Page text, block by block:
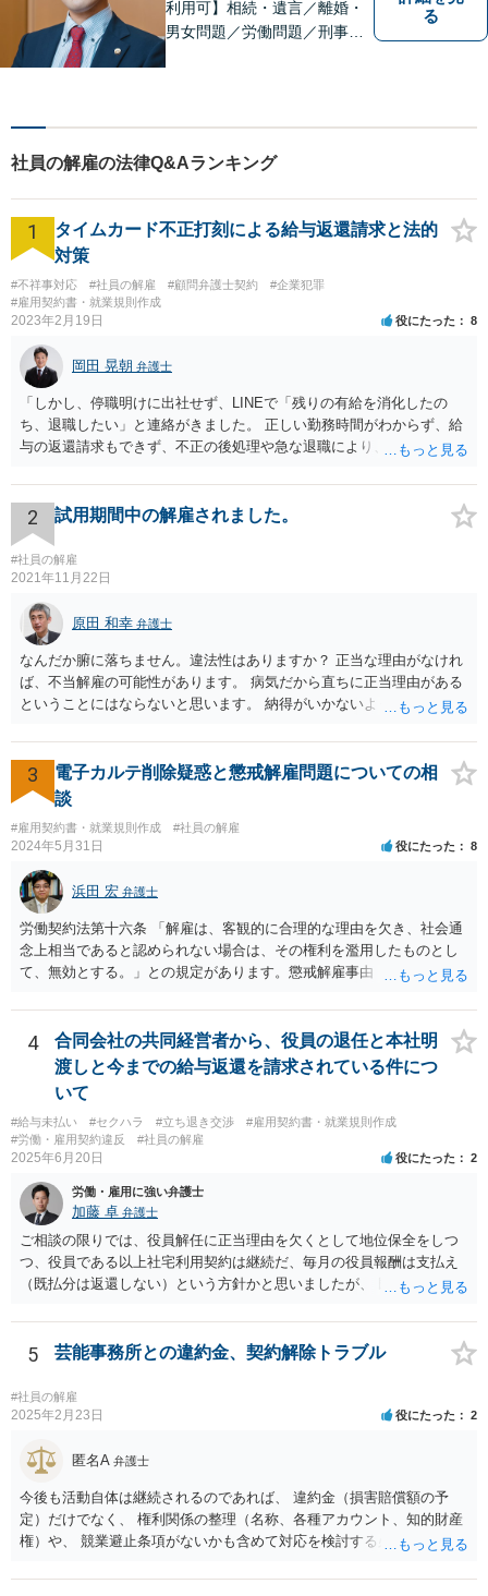
利用可】相続・遺言／離婚・
男女問題／労働問題／刑事事
ご提供。小さなお困り事でも
構いません【夜間・休日面
談】【完全個室】【今池駅3
分】
る
社員の解雇の法律Q&Aランキング
1
タイムカード不正打刻による給与返還請求と法的
対策
#不祥事対応 #社員の解雇 #顧問弁護士契約
#企業犯罪
#雇用契約書・就業規則作成
2023年2月19日 役にたった 8
岡田 晃朝 弁護士
「しかし、停職明けに出社せず、LINEで「残りの有給を消化したの
ち、退職したい」と連絡がきました。 正しい勤務時間がわからず、給
与の返還請求もできず、不正の後処理や急な退職により、社や他のス
状況です。」 大変悪質ですね。打刻場所のデータと、これまでのタイ
ムカードの虚偽を確認し、突き付けて責任を問題にすることになるで
しょう。 詐欺もありうるでしょうね。 「正しい時間がわからないとい
うタイムカード不正打刻による返還請求はどのようにおこなえばよい
でしょうか？」 想定できる虚偽を前提に、相手と協議して詰めればよ
すべては不可能でしょうので。 相手の言動には早急には返事をせずに
弁護士と相談しながら、対応策を検討する方がよいでしょう。 また、
返還が難しい場合、損害賠償を請求する事はできますでしょうか？ 法
的には可能ですが、立証の問題があります。 協議でも問題にできそう
ですが、調停なども検討できるでしょう。 また、返還請求も損害賠償
上がります。 警察に相談されてもよい事案だとは思います。
2 試用期間中の解雇されました。
#社員の解雇
2021年11月22日
原田 和幸 弁護士
なんだか腑に落ちません。違法性はありますか？ 正当な理由がなけれ
ば、不当解雇の可能性があります。 病気だから直ちに正当理由がある
ということにはならないと思います。 納得がいかないようであれば、
ます。
3
電子カルテ削除疑惑と懲戒解雇問題についての相
談
#雇用契約書・就業規則作成 #社員の解雇
2024年5月31日 役にたった 8
浜田 宏 弁護士
労働契約法第十六条 「解雇は、客観的に合理的な理由を欠き、社会通
念上相当であると認められない場合は、その権利を濫用したものとし
て、無効とする。」との規定があります。懲戒解雇事由（通常就業規
けでは判断できませんが、解雇無効を争う余地はあるように思いま
す。 使用者の態度から見て交渉での解決は難しく、労働審判や訴訟
手続で争う必要があると思います。 なるべく早く、弁護士にご相談
されることをおすすめします。
4
合同会社の共同経営者から、役員の退任と本社明
渡しと今までの給与返還を請求されている件につ
いて
#給与未払い #セクハラ #立ち退き交渉
#雇用契約書・就業規則作成
#労働・雇用契約違反
#社員の解雇
2025年6月20日 役にたった 2
労働・雇用に強い弁護士
加藤 卓 弁護士
ご相談の限りでは、役員解任に正当理由を欠くとして地位保全をしつ
つ、役員である以上社宅利用契約は継続だ、毎月の役員報酬は支払え
（既払分は返還しない）という方針かと思いましたが、 既に訴訟を提
連絡を入れて具体的な相談をした方がよいと思いますよ。手元キャッ
シュのあるなしによって保全処分も必要になりそうです。 訴状の内
容、合同会社の定款とあなたの役員任期、社宅利用契約の内容（社宅
は合同会社所有か？賃貸？、使用料支払はゼロ？それとも一旦報酬と
して３０万円支給されてそこから払っている？）くらいがあれば、御
5 芸能事務所との違約金、契約解除トラブル
#社員の解雇
2025年2月23日 役にたった 2
匿名A 弁護士
今後も活動自体は継続されるのであれば、 違約金（損害賠償額の予
定）だけでなく、 権利関係の整理（名称、各種アカウント、知的財産
権）や、 競業避止条項がないかも含めて対応を検討する必要がありま
以上、 基本的には損害賠償額の予定は有効です。 相手方に債務の不履